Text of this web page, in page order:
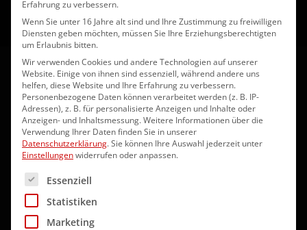
3D-Darstellung
Der große Vorteil einer 3D-Darstellung liegt im Detail. Im
ersten Schritt liefern alle Disziplinen Ihre Daten. Diese
werden in einer Planung zusammengefasst und das
erste Modell entsteht. Die 3D Visualisierung liefert für
alle Fachbereiche wichtige Erkenntnisse, die eine 2D
Planung nicht liefern kann. Sie deckt mögliche
Erfahrung zu verbessern.
Wenn Sie unter 16 Jahre alt sind und Ihre Zustimmung zu freiwilligen
Diensten geben möchten, müssen Sie Ihre Erziehungsberechtigten
um Erlaubnis bitten.
Wir verwenden Cookies und andere Technologien auf unserer
Website. Einige von ihnen sind essenziell, während andere uns
helfen, diese Website und Ihre Erfahrung zu verbessern.
Personenbezogene Daten können verarbeitet werden (z. B. IP-
Adressen), z. B. für personalisierte Anzeigen und Inhalte oder
Anzeigen- und Inhaltsmessung.Weitere Informationen über die
Verwendung Ihrer Daten finden Sie in unserer
Datenschutzerklärung.Sie können Ihre Auswahl jederzeit unter
Einstellungenwiderrufen oder anpassen.
Es folgt eine Liste der Service-Gruppen, für die eine
Essenziell
Statistiken
Marketing